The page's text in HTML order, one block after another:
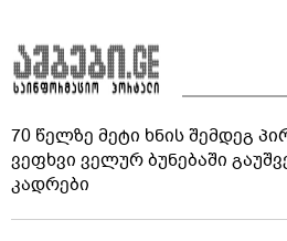
70 წელზე მეტი ხნის შემდეგ
ვეფხვი ველურ ბუნებაში
კადრები